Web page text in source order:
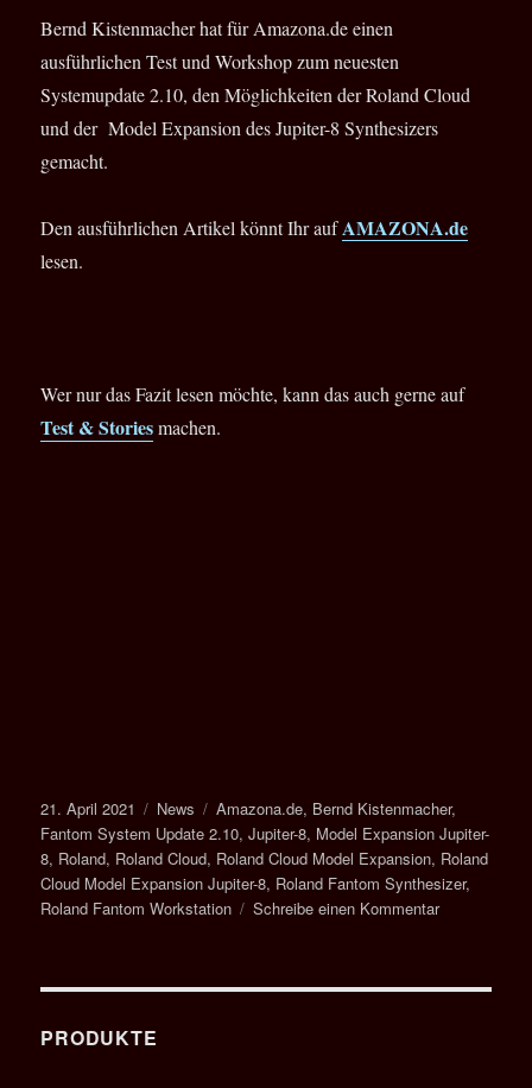
Bernd Kistenmacher hat für Amazona.de einen
ausführlichen Test und Workshop zum neuesten
Systemupdate 2.10, den Möglichkeiten der Roland Cloud
und der Model Expansion des Jupiter-8 Synthesizers
gemacht.
Den ausführlichen Artikel könnt Ihr aufAMAZONA.de
lesen.
Wer nur das Fazit lesen möchte, kann das auch gerne auf
Test & Storiesmachen.
Veröffentlicht
am
21. April 2021 Kategorien
News Schlagwörter
Amazona.de, Bernd Kistenmacher,
Fantom System Update 2.10,Jupiter-8, Model Expansion Jupiter-
8, Roland, Roland Cloud, Roland Cloud Model Expansion, Roland
Cloud Model Expansion Jupiter-8, Roland Fantom Synthesizer,
Roland Fantom Workstation
Schreibe einen Kommentarzu
PRODUKTE